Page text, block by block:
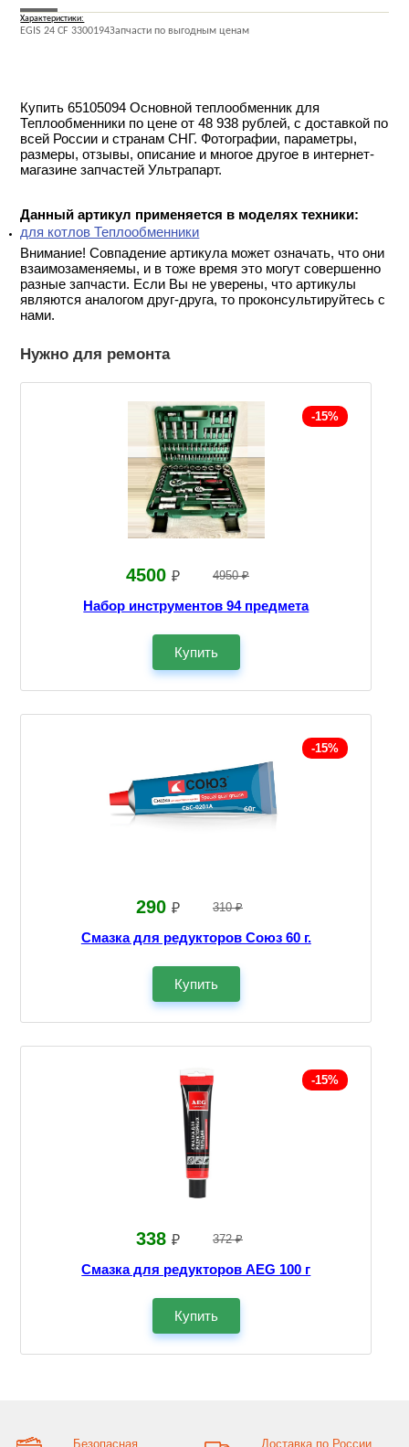
Характеристики:
EGIS 24 CF 3300194Запчасти по выгодным ценам
Купить 65105094 Основной теплообменник для
Теплообменники по цене от 48 938 рублей, с доставкой по
всей России и странам СНГ. Фотографии, параметры,
размеры, отзывы, описание и многое другое в интернет-
магазине запчастей Ультрапарт.
Данный артикул применяется в моделях техники:
для котлов Теплообменники
Внимание! Совпадение артикула может означать, что они
взаимозаменяемы, и в тоже время это могут совершенно
разные запчасти. Если Вы не уверены, что артикулы
являются аналогом друг-друга, то проконсультируйтесь с
нами.
Нужно для ремонта
-15%
4500 ₽ 4950 ₽
Набор инструментов 94 предмета
Купить
-15%
290 ₽ 310 ₽
Смазка для редукторов Союз 60 г.
Купить
-15%
338 ₽ 372 ₽
Смазка для редукторов AEG 100 г
Купить
Безопасная Доставка по России